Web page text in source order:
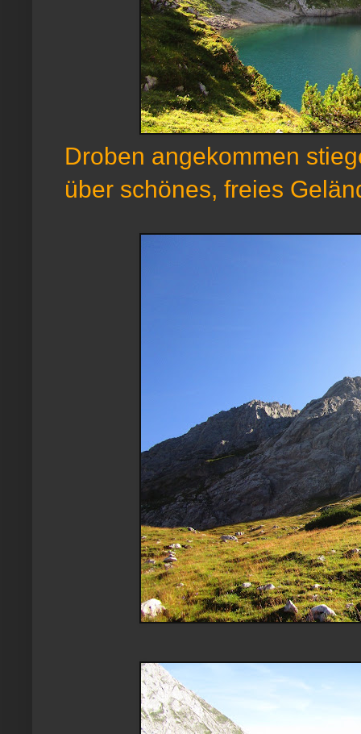
Droben angekommen
über schönes, freies